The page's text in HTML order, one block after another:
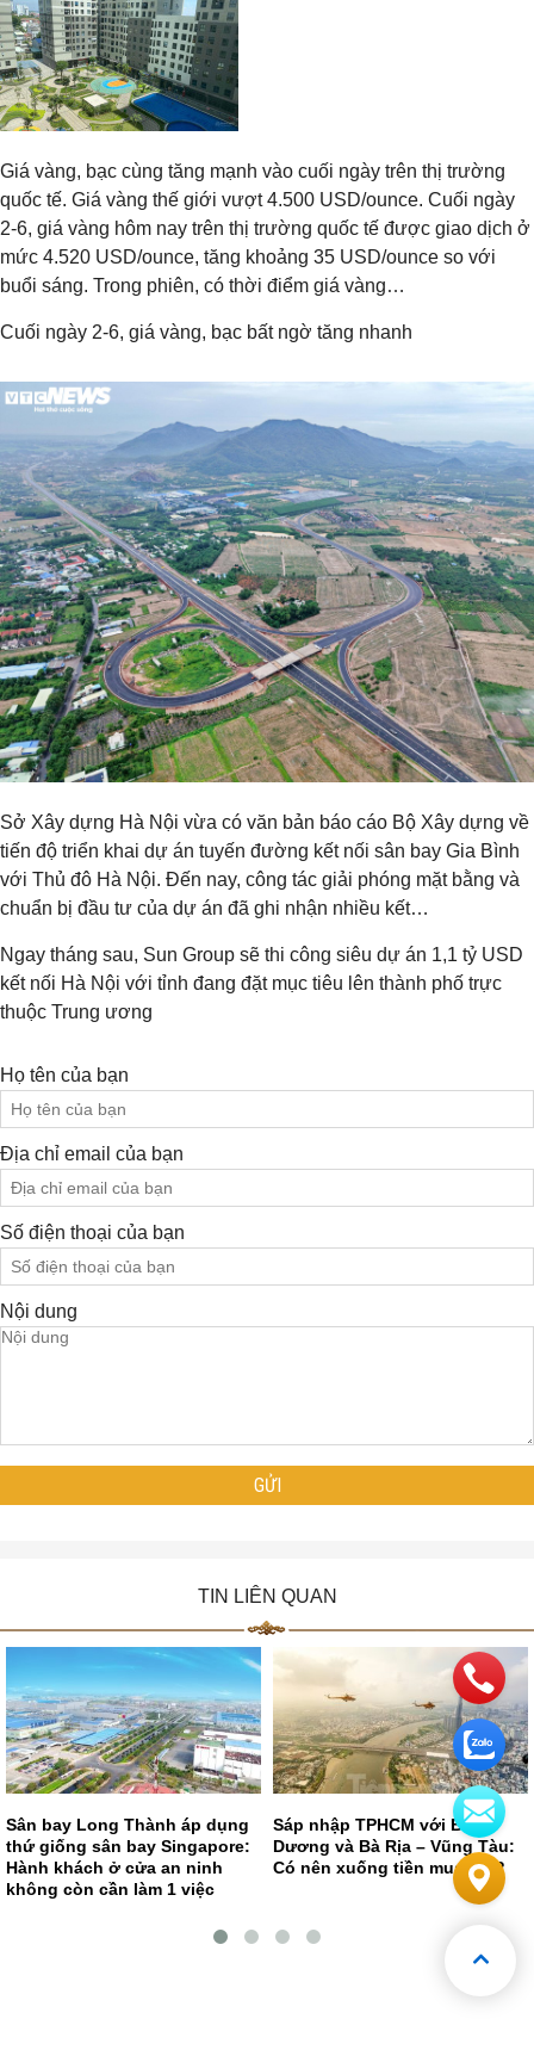
Giá vàng, bạc cùng tăng mạnh vào cuối ngày trên thị trường
quốc tế. Giá vàng thế giới vượt 4.500 USD/ounce. Cuối ngày
2-6, giá vàng hôm nay trên thị trường quốc tế được giao dịch ở
mức 4.520 USD/ounce, tăng khoảng 35 USD/ounce so với
buổi sáng. Trong phiên, có thời điểm giá vàng…
Cuối ngày 2-6, giá vàng, bạc bất ngờ tăng nhanh
Sở Xây dựng Hà Nội vừa có văn bản báo cáo Bộ Xây dựng về
tiến độ triển khai dự án tuyến đường kết nối sân bay Gia Bình
với Thủ đô Hà Nội. Đến nay, công tác giải phóng mặt bằng và
chuẩn bị đầu tư của dự án đã ghi nhận nhiều kết…
Ngay tháng sau, Sun Group sẽ thi công siêu dự án 1,1 tỷ USD
kết nối Hà Nội với tỉnh đang đặt mục tiêu lên thành phố trực
thuộc Trung ương
Họ tên của bạn
Địa chỉ email của bạn
Số điện thoại của bạn
Nội dung
TIN LIÊN QUAN
Sân bay Long Thành áp dụng
thứ giống sân bay Singapore:
Hành khách ở cửa an ninh
không còn cần làm 1 việc
Sáp nhập TPHCM với Bình
Dương và Bà Rịa – Vũng Tàu:
Có nên xuống tiền mua đất?